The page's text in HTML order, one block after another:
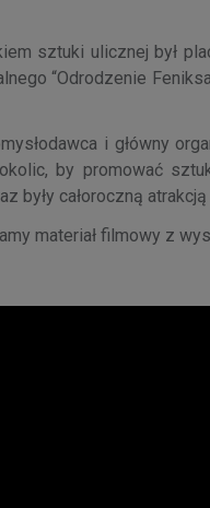
sztuki ulicznej był
“Odrodzenie
i główny
by promować
były całoroczną
materiał filmowy z